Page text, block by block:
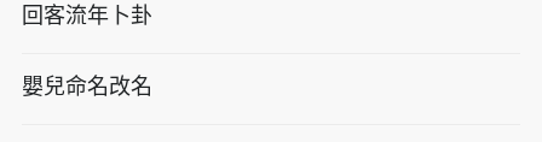
回客流年卜卦
嬰兒命名改名